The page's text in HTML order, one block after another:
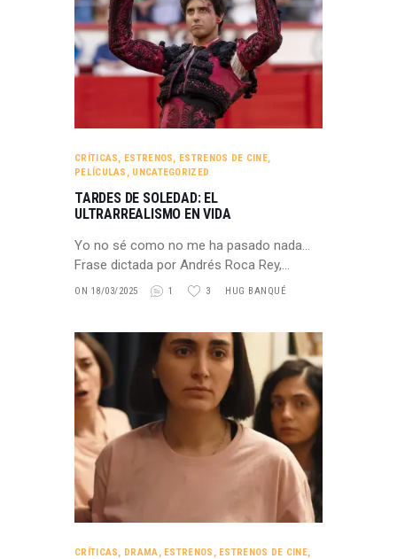
CRÍTICAS, ESTRENOS, ESTRENOS DE CINE,
PELÍCULAS , UNCATEGORIZED
TARDES DE SOLEDAD: EL
ULTRARREALISMO EN VIDA
Yo no sé como no me ha pasado nada…
Frase dictada por Andrés Roca Rey,…
ON 18/03/2025 1 3 HUG BANQUÉ
CRÍTICAS, DRAMA, ESTRENOS , ESTRENOS DE CINE,